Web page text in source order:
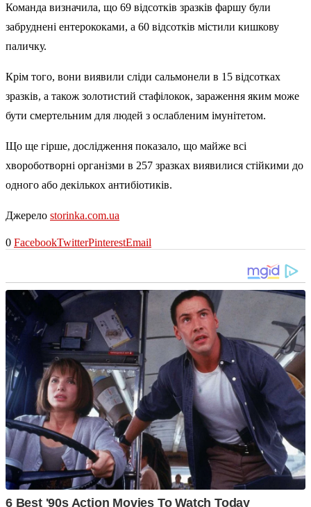
Команда визначила, що 69 відсотків зразків фаршу були
забруднені ентерококами, а 60 відсотків містили кишкову
паличку.
Крім того, вони виявили сліди сальмонели в 15 відсотках
зразків, а також золотистий стафілокок, зараження яким може
бути смертельним для людей з ослабленим імунітетом.
Що ще гірше, дослідження показало, що майже всі
хвороботворні організми в 257 зразках виявилися стійкими до
одного або декількох антибіотиків.
Джерело storinka.com.ua
0 FacebookTwitterPinterestEmail